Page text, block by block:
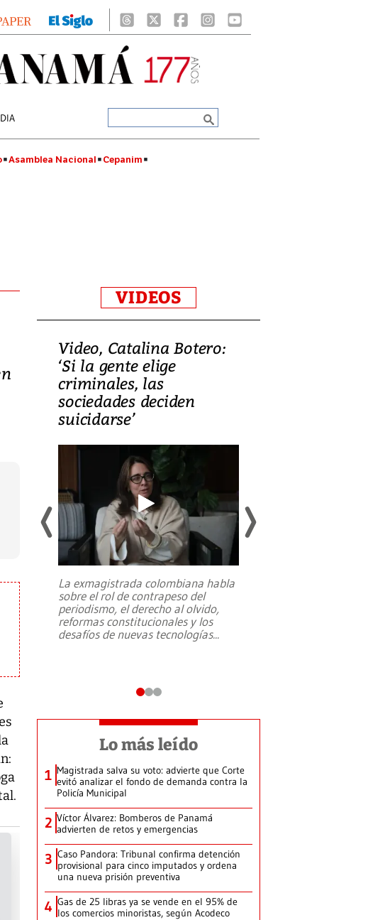
Asamblea Nacional Cepanim
VIDEOS
Video, Catalina Botero:
‘Si la gente elige
criminales, las
sociedades deciden
suicidarse’
La exmagistrada colombiana habla
sobre el rol de contrapeso del
periodismo, el derecho al olvido,
reformas constitucionales y los
desafíos de nuevas tecnologías...
Lo más leído
1 Magistrada salva su voto: advierte que Corte
evitó analizar el fondo de demanda contra la
Policía Municipal
2 Víctor Álvarez: Bomberos de Panamá
advierten de retos y emergencias
3 Caso Pandora: Tribunal confirma detención
provisional para cinco imputados y ordena
una nueva prisión preventiva
4 Gas de 25 libras ya se vende en el 95% de
los comercios minoristas, según Acodeco